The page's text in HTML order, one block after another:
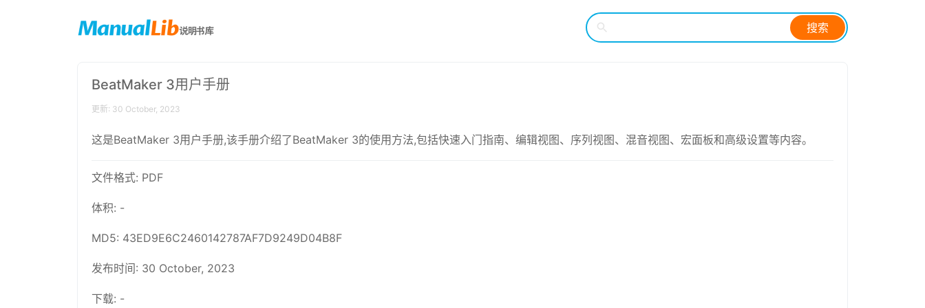
搜索
BeatMaker 3用户手册
更新: 30 October, 2023
这是BeatMaker 3用户手册,该手册介绍了BeatMaker 3的使用方法,包括快速入门指南、编辑视图、序列视图、混音视图、宏面板和高级设置等内容。
文件格式: PDF
体积: -
MD5: 43ED9E6C2460142787AF7D9249D04B8F
发布时间: 30 October, 2023
下载: -